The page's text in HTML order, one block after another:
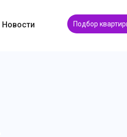
Новости Подбор